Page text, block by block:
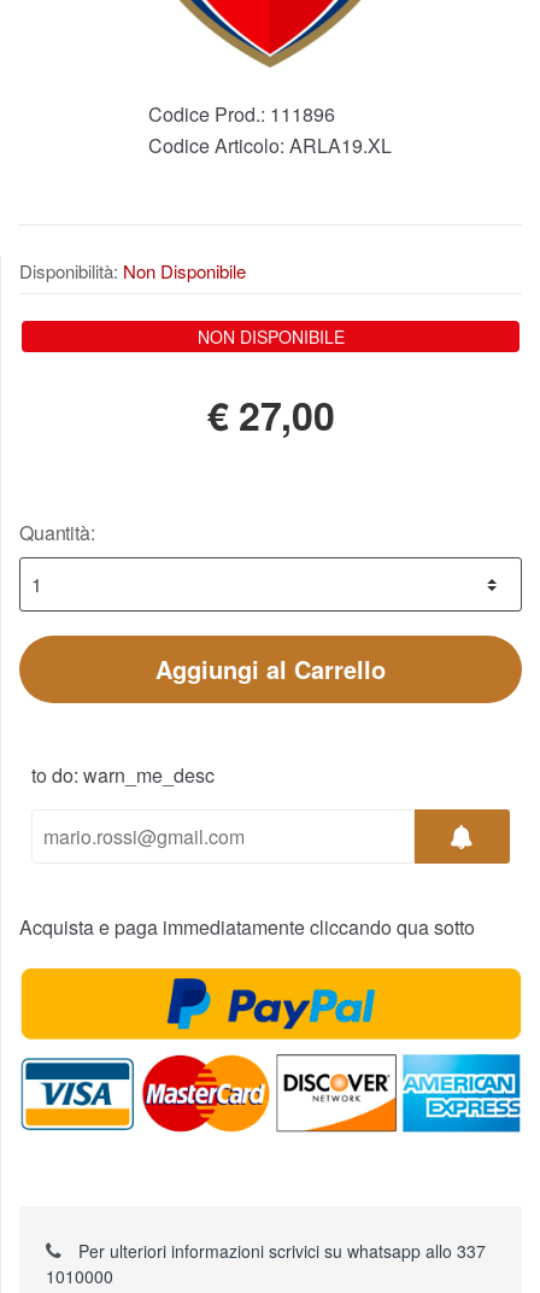
Codice Prod.: 111896
Codice Articolo: ARLA19.XL
Disponibilità: Non Disponibile
NON DISPONIBILE
€27,00
Quantità:
Aggiungi al Carrello
to do: warn_me_desc
Acquista e paga immediatamente cliccando qua sotto
Per ulteriori informazioni scrivici su whatsapp allo 337
1010000